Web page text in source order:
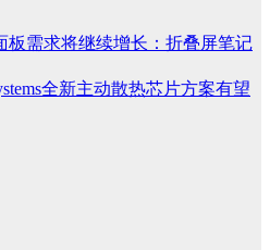
板需求将继续增长：折叠屏笔记
全新主动散热芯片方案有望